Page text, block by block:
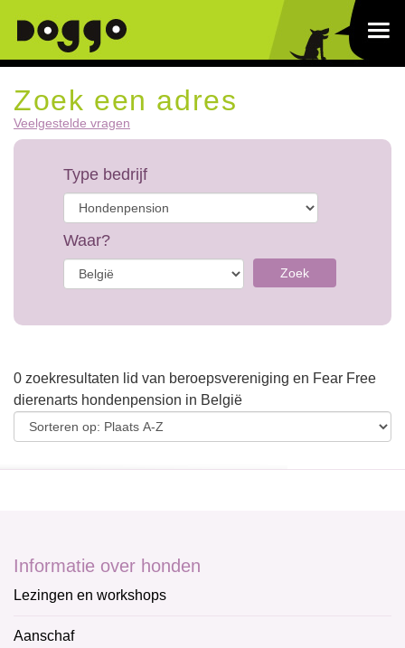
Zoek een adres
Veelgestelde vragen
Type bedrijf
Waar?
Zoek
0 zoekresultaten lid van beroepsvereniging en Fear Free
dierenarts hondenpension in België
Informatie over honden
Lezingen en workshops
Aanschaf